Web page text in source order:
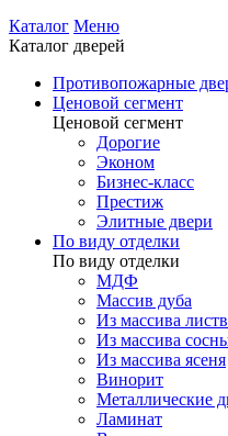
Каталог Меню
Каталог дверей
Противопожарные
Ценовой сегмент
Ценовой сегмент
Дорогие
Эконом
Бизнес-класс
Престиж
Элитные двери
По виду отделки
По виду отделки
МДФ
Массив дуба
Из массива
Из массива
Из массива ясеня
Винорит
Металлические
Ламинат